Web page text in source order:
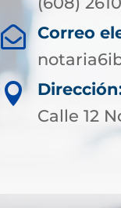

Correo

Calle 12